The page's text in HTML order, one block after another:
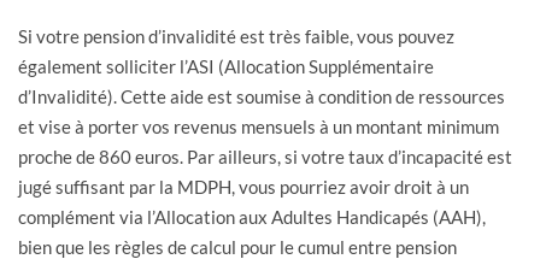
Si votre pension d’invalidité est très faible, vous pouvez
également solliciter l’ASI (Allocation Supplémentaire
d’Invalidité). Cette aide est soumise à condition de ressources
et vise à porter vos revenus mensuels à un montant minimum
proche de 860 euros. Par ailleurs, si votre taux d’incapacité est
jugé suffisant par la MDPH, vous pourriez avoir droit à un
complément via l’Allocation aux Adultes Handicapés (AAH),
bien que les règles de calcul pour le cumul entre pension